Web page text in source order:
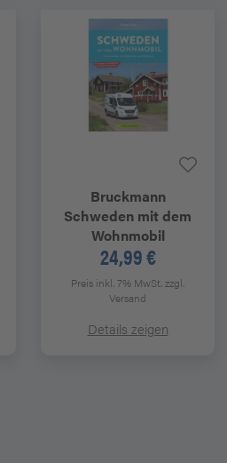
Bruckmann
Schweden mit dem
Wohnmobil
24,99 €
Preis inkl. 7% MwSt.zzgl.
Versand
Details zeigen